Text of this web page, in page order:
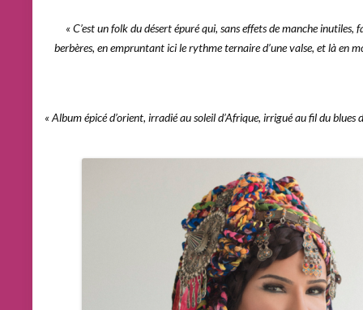
« C’est un folk du désert épuré qui, sans effets de manche
berbères, en empruntant ici le rythme ternaire d’une valse, et là en
« Album épicé d’orient, irradié au soleil d’Afrique, irrigué au fil du blues